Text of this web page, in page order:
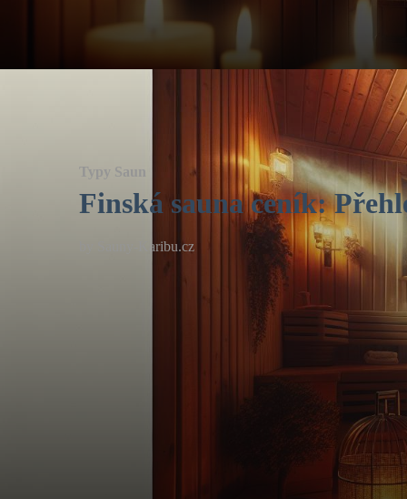
Typy Saun
Finská sauna ceník:
Sauny-Karibu.cz